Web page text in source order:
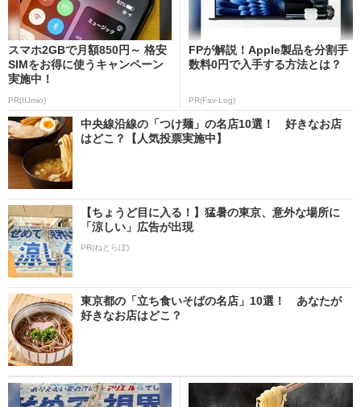
スマホ2GBで月額850円～ 格安
SIMをお得に使うキャンペーン
実施中！
PR(IIJmio)
FPが解説！Apple製品を分割手
数料0円で入手する方法とは？
PR(Fav-Log)
中央線沿線の「つけ麺」の名店10選！ 好きなお店
はどこ？【人気投票実施中】
【ちょうど目に入る！】猛暑の東京、意外な場所に
「涼しい」広告が出現
PR(ねとらぼ)
東京都の「立ち食いそばの名店」10選！ あなたが
好きなお店はどこ？